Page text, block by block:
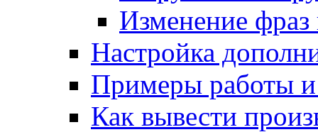
Изменение
Настройка
Примеры работы
Как вывести